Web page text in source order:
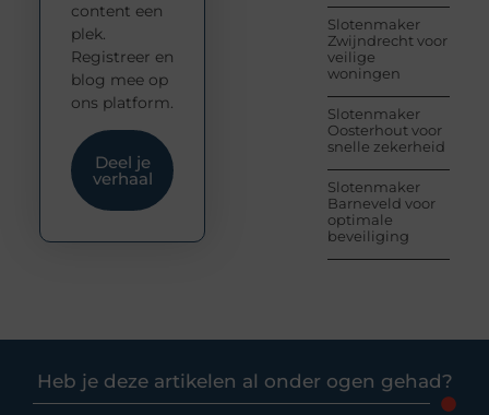
Slotenmaker
Zwijndrecht voor
veilige
woningen
Slotenmaker
Oosterhout voor
snelle zekerheid
Slotenmaker
Barneveld voor
optimale
beveiliging
content een
plek.
Registreer en
blog mee op
ons platform.
Deel je
verhaal
Heb je deze artikelen al onder ogen gehad?